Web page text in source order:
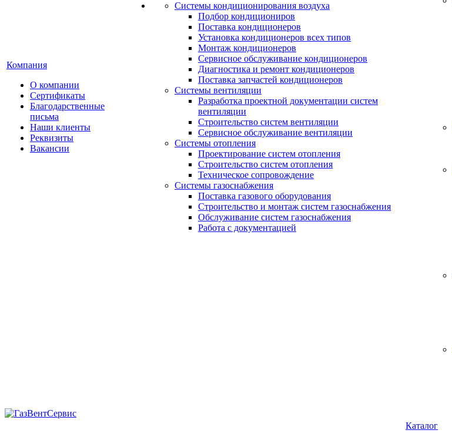
Компания
О компании
Сертификаты
Благодарственные
письма
Наши клиенты
Реквизиты
Вакансии
Системы кондиционирования воздуха
Подбор кондициониров
Поставка кондиционеров
Установка кондиционеров всех типов
Монтаж кондиционеров
Сервисное обслуживание кондиционеров
Диагностика и ремонт кондиционеров
Поставка запчастей кондиционеров
Системы вентиляции
Разработка проектной документации систем
вентиляции
Строительство систем вентиляции
Сервисное обслуживание вентиляции
Системы отопления
Проектирование систем отопления
Строительство систем отопления
Техническое сопровождение
Системы газоснабжения
Поставка газового оборудования
Строительство и монтаж систем газоснабжения
Обслуживание систем газоснабжения
Работа с документацией
Каталог